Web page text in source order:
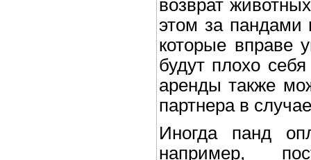
возврат
этом за пандами
которые вправе
будут плохо
аренды также
партнера в
Иногда панд
например,